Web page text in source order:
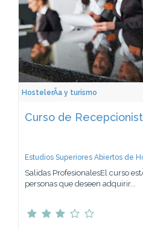
HostelerÃ­a y turismo
Curso de
Estudios Superiores Abiertos de
Salidas ProfesionalesEl curso
personas que deseen adquirir...